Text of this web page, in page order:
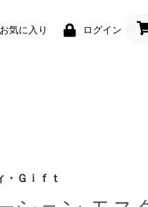
お気に入り ログイン
・Ｇｉｆｔ